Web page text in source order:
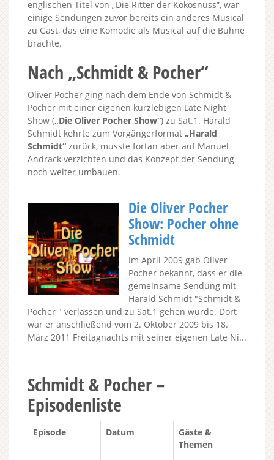
englischen Titel von „Die Ritter der Kokosnuss“, war
einige Sendungen zuvor bereits ein anderes Musical
zu Gast, das eine Komödie als Musical auf die Bühne
brachte.
Nach „Schmidt & Pocher“
Oliver Pocher ging nach dem Ende von Schmidt &
Pocher mit einer eigenen kurzlebigen Late Night
Show („Die Oliver Pocher Show“) zu Sat.1. Harald
Schmidt kehrte zum Vorgängerformat „Harald
Schmidt“ zurück, musste fortan aber auf Manuel
Andrack verzichten und das Konzept der Sendung
noch weiter umbauen.
Die Oliver Pocher
Show: Pocher ohne
Schmidt
Im April 2009 gab Oliver
Pocher bekannt, dass er die
gemeinsame Sendung mit
Harald Schmidt "Schmidt &
Pocher " verlassen und zu Sat.1 gehen würde. Dort
war er anschließend vom 2. Oktober 2009 bis 18.
März 2011 Freitagnachts mit seiner eigenen Late Ni...
Schmidt & Pocher –
Episodenliste
Episode Datum
Gäste &
Themen